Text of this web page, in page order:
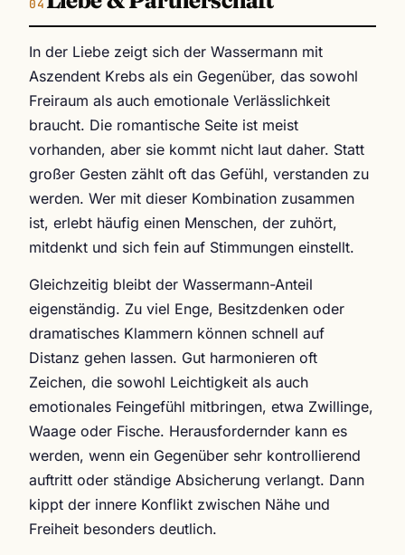
In der Liebe zeigt sich der Wassermann mit
Aszendent Krebs als ein Gegenüber, das sowohl
Freiraum als auch emotionale Verlässlichkeit
braucht. Die romantische Seite ist meist
vorhanden, aber sie kommt nicht laut daher. Statt
großer Gesten zählt oft das Gefühl, verstanden zu
werden. Wer mit dieser Kombination zusammen
ist, erlebt häufig einen Menschen, der zuhört,
mitdenkt und sich fein auf Stimmungen einstellt.
Gleichzeitig bleibt der Wassermann-Anteil
eigenständig. Zu viel Enge, Besitzdenken oder
dramatisches Klammern können schnell auf
Distanz gehen lassen. Gut harmonieren oft
Zeichen, die sowohl Leichtigkeit als auch
emotionales Feingefühl mitbringen, etwa Zwillinge,
Waage oder Fische. Herausfordernder kann es
werden, wenn ein Gegenüber sehr kontrollierend
auftritt oder ständige Absicherung verlangt. Dann
kippt der innere Konflikt zwischen Nähe und
Freiheit besonders deutlich.